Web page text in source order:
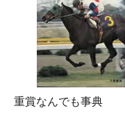
重賞なんでも事典